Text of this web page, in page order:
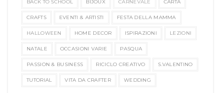
BACK TO SCHOOL BIJOUX CARNEVALE CARTA
CRAFTS EVENTI & ARTISTI FESTA DELLA MAMMA
HALLOWEEN HOME DECOR ISPIRAZIONI LEZIONI
NATALE OCCASIONI VARIE PASQUA
PASSION & BUSINESS RICICLO CREATIVO S.VALENTINO
TUTORIAL VITA DA CRAFTER WEDDING